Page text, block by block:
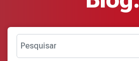
Pesquisar